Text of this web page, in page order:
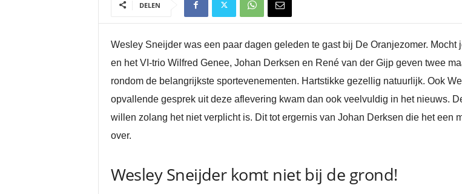
DELEN
Wesley Sneijder was een paar dagen geleden te gast bij De Oranjezomer.
en het VI-trio Wilfred Genee, Johan Derksen en René van der Gijp geven twee
rondom de belangrijkste sportevenementen. Hartstikke gezellig natuurlijk. Ook
opvallende gesprek uit deze aflevering kwam dan ook veelvuldig in het nieuws.
willen zolang het niet verplicht is. Dit tot ergernis van Johan Derksen die het een
over.
Wesley Sneijder komt niet bij de grond!